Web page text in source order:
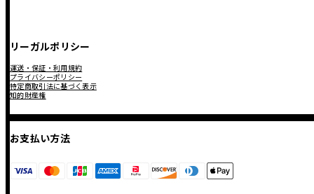
リーガルポリシー
運送・保証・利用規約
プライバシーポリシー
特定商取引法に基づく表示
知的財産権
お支払い方法